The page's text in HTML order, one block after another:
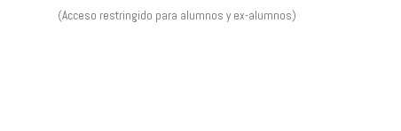
(Acceso restringido para alumnos y ex-alumnos)